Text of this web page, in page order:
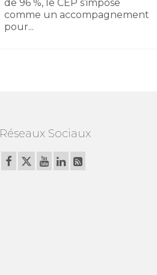
de 96 %, le CEP s’impose
comme un accompagnement
pour...
Réseaux Sociaux